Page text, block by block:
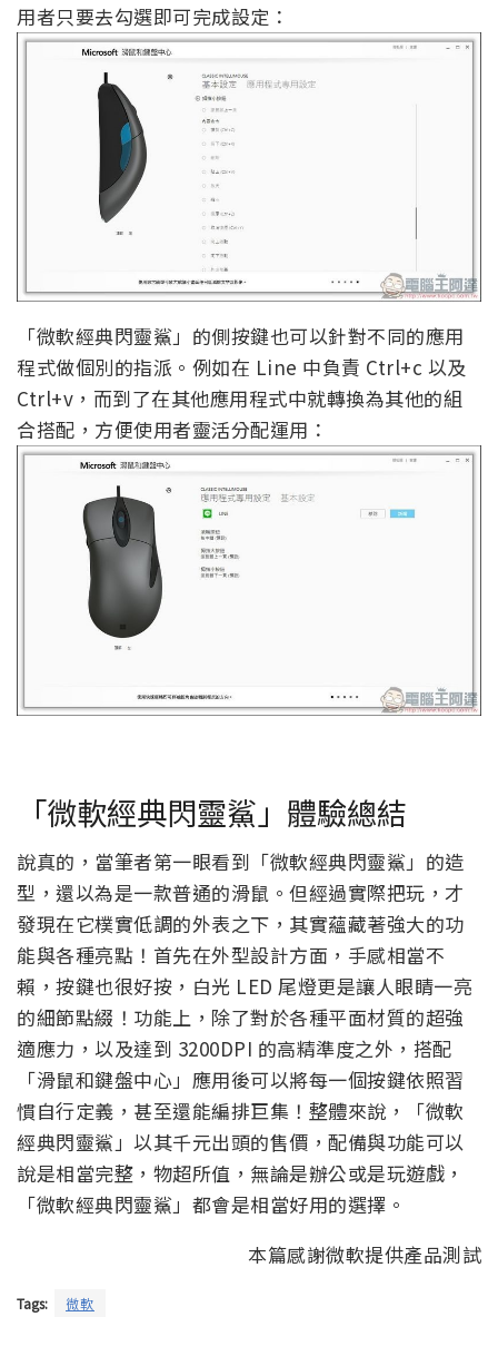
用者只要去勾選即可完成設定：
「微軟經典閃靈鯊」的側按鍵也可以針對不同的應用
程式做個別的指派。例如在 Line 中負責 Ctrl+c 以及
Ctrl+v，而到了在其他應用程式中就轉換為其他的組
合搭配，方便使用者靈活分配運用：
「微軟經典閃靈鯊」體驗總結
說真的，當筆者第一眼看到「微軟經典閃靈鯊」的造
型，還以為是一款普通的滑鼠。但經過實際把玩，才
發現在它樸實低調的外表之下，其實蘊藏著強大的功
能與各種亮點！首先在外型設計方面，手感相當不
賴，按鍵也很好按，白光 LED 尾燈更是讓人眼睛一亮
的細節點綴！功能上，除了對於各種平面材質的超強
適應力，以及達到 3200DPI 的高精準度之外，搭配
「滑鼠和鍵盤中心」應用後可以將每一個按鍵依照習
慣自行定義，甚至還能編排巨集！整體來說，「微軟
經典閃靈鯊」以其千元出頭的售價，配備與功能可以
說是相當完整，物超所值，無論是辦公或是玩遊戲，
「微軟經典閃靈鯊」都會是相當好用的選擇。
本篇感謝微軟提供產品測試
Tags: 微軟